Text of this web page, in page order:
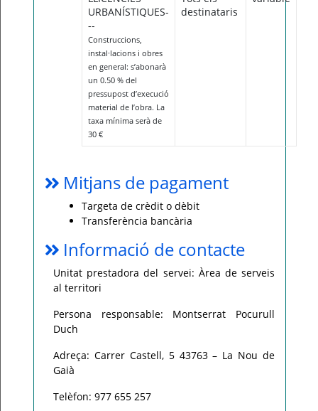
URBANÍSTIQUES-
--
Construccions,
instal·lacions i obres
en general: s’abonarà
un 0.50 % del
pressupost d’execució
material de l’obra. La
taxa mínima serà de
30 €
destinataris
Mitjans de pagament
Targeta de crèdit o dèbit
Transferència bancària
Informació de contacte
Unitat prestadora del servei: Àrea de serveis
al territori
Persona responsable: Montserrat Pocurull
Duch
Adreça: Carrer Castell, 5 43763 – La Nou de
Gaià
Telèfon: 977 655 257